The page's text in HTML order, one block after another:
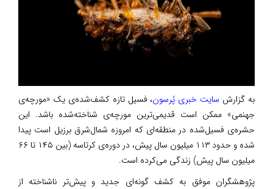
به گزارش سایت خبری پُرسون، فسیل تازه کشف‌شده‌ی یک «مورچه‌ی
جهنمی» ممکن است قدیمی‌ترین مورچه‌ی شناخته‌شده باشد. این
حشره‌ی فسیل‌شده در منطقه‌ای که امروزه شمال‌شرق برزیل است پیدا
شده و حدود ۱۱۳ میلیون سال پیش، در دوره‌ی کرتاسه (بین ۱۴۵ تا ۶۶
میلیون سال پیش) زندگی می‌کرده است.
پژوهشگران موفق به کشف گونه‌ای جدید و پیش‌تر ناشناخته از